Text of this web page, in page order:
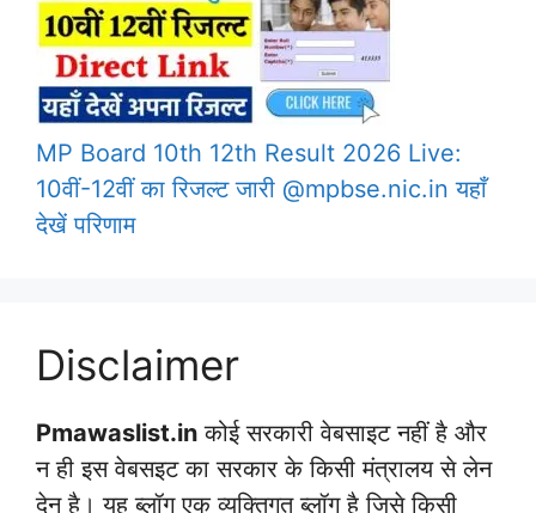
MP Board 10th 12th Result 2026 Live:
10वीं-12वीं का रिजल्ट जारी @mpbse.nic.in यहाँ
देखें परिणाम
Disclaimer
Pmawaslist.in कोई सरकारी वेबसाइट नहीं है और
न ही इस वेबसइट का सरकार के किसी मंत्रालय से लेन
देन है। यह ब्लॉग एक व्यक्तिगत ब्लॉग है जिसे किसी